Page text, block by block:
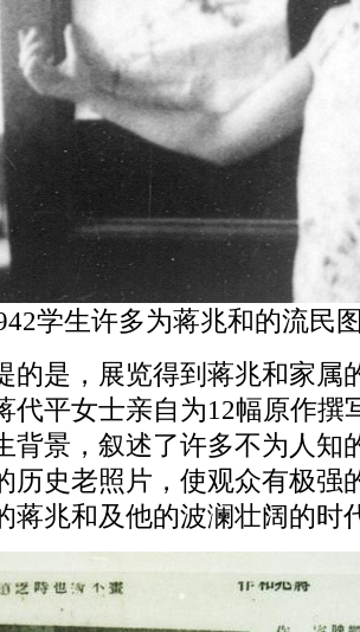
学生许多为蒋兆和的流民
是，展览得到蒋兆和家属
代平女士亲自为12幅原作撰
背景，叙述了许多不为人知
历史老照片，使观众有极强
蒋兆和及他的波澜壮阔的时